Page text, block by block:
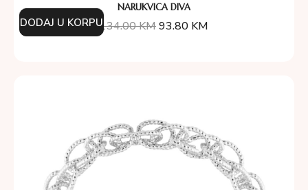
NARUKVICA DIVA
134.00KM93.80 KM
DODAJ U KORPU